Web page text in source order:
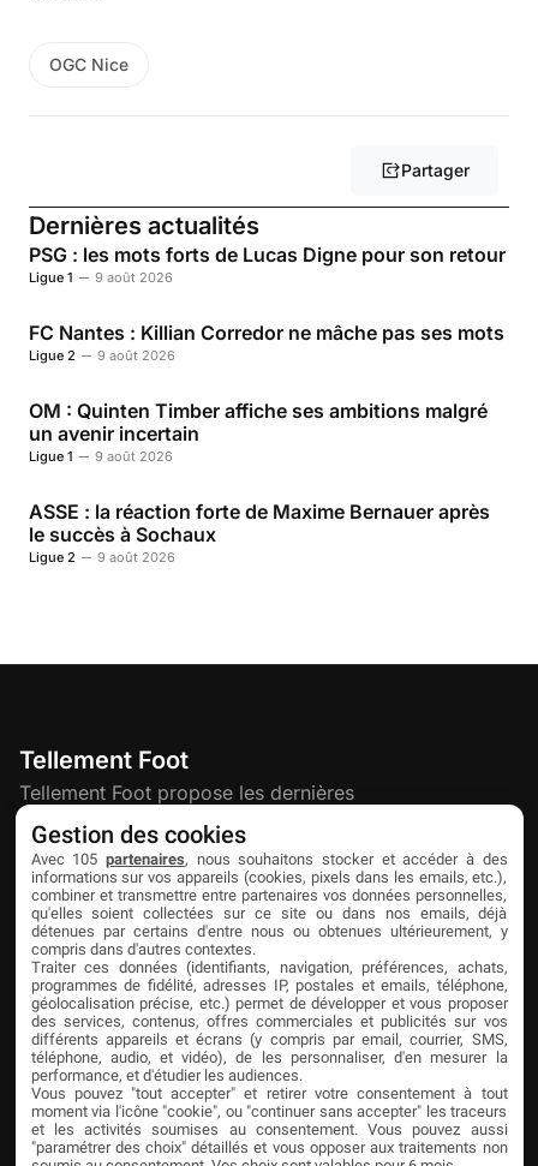
OGC Nice
Partager
Dernières actualités
PSG : les mots forts de Lucas Digne pour son retour
Ligue 1 9 août 2026
FC Nantes : Killian Corredor ne mâche pas ses mots
Ligue 2 9 août 2026
OM : Quinten Timber affiche ses ambitions malgré
un avenir incertain
Ligue 1 9 août 2026
ASSE : la réaction forte de Maxime Bernauer après
le succès à Sochaux
Ligue 2 9 août 2026
Tellement Foot
Tellement Foot propose les dernières
actualités et nouveautés créatives dédiées
au football.
Découvrir
À propos
Contact
Publicité
Liens utiles
Mentions légales
Confidentialité
Cookies
Partenaires
Livefoot
Jeunesfooteux
Tólmi Studio
King Score
Foot en France
Gestion des cookies
Avec 105 partenaires, nous souhaitons stocker et accéder à des
informations sur vos appareils (cookies, pixels dans les emails, etc.),
combiner et transmettre entre partenaires vos données personnelles,
qu'elles soient collectées sur ce site ou dans nos emails, déjà
détenues par certains d'entre nous ou obtenues ultérieurement, y
compris dans d'autres contextes.
Traiter ces données (identifiants, navigation, préférences, achats,
programmes de fidélité, adresses IP, postales et emails, téléphone,
géolocalisation précise, etc.) permet de développer et vous proposer
des services, contenus, offres commerciales et publicités sur vos
différents appareils et écrans (y compris par email, courrier, SMS,
téléphone, audio, et vidéo), de les personnaliser, d'en mesurer la
performance, et d'étudier les audiences.
Vous pouvez "tout accepter" et retirer votre consentement à tout
moment via l'icône "cookie", ou "continuer sans accepter" les traceurs
et les activités soumises au consentement. Vous pouvez aussi
"paramétrer des choix" détaillés et vous opposer aux traitements non